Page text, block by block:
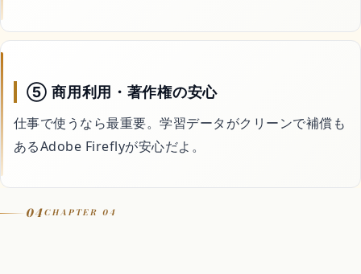
⑤ 商用利用・著作権の安心
仕事で使うなら最重要。学習データがクリーンで補償も
あるAdobe Fireflyが安心だよ。
04CHAPTER 04